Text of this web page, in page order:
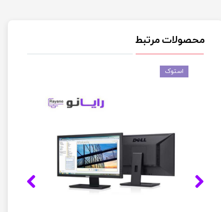
محصولات مرتبط
استوک